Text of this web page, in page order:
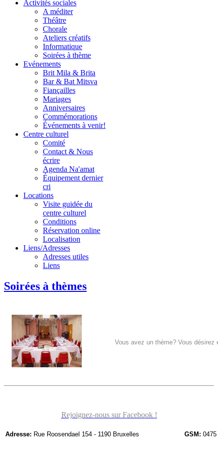
Activités sociales
A méditer
Théâtre
Chorale
Ateliers créatifs
Informatique
Soirées à thème
Evénements
Brit Mila & Brita
Bar & Bat Mitsva
Fiançailles
Mariages
Anniversaires
Commémorations
Événements à venir!
Centre culturel
Comité
Contact & Nous
écrire
Agenda Na'amat
Équipement dernier
cri
Locations
Visite guidée du
centre culturel
Conditions
Réservation online
Localisation
Liens/Adresses
Adresses utiles
Liens
Soirées à thèmes
Vous avez un thème? Vous
Rejoignez-nous sur Facebook !
Adresse: Rue Roosendael 154 - 1190 Bruxelles GSM: